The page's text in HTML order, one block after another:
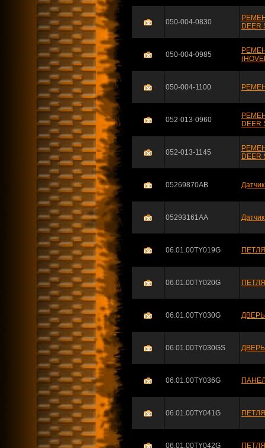
050-004-0830
DEER
050-004-0985
050-004-1100
052-013-0960
DEER
052-013-1145
05269870AB
05293161AA
06.01.00TY019G
06.01.00TY020G
06.01.00TY030G ДВЕРЬ
06.01.00TY030GS
06.01.00TY036G
06.01.00TY041G
06.01.00TY042G